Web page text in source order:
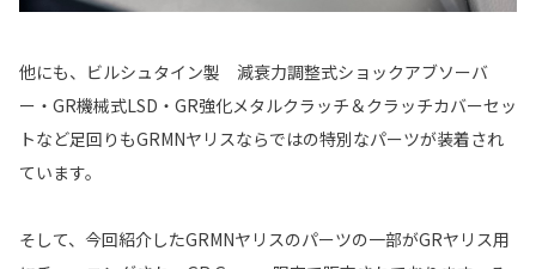
他にも、ビルシュタイン製 減衰力調整式ショックアブソーバ
ー・GR機械式LSD・GR強化メタルクラッチ＆クラッチカバーセッ
トなど足回りもGRMNヤリスならではの特別なパーツが装着され
ています。
そして、今回紹介したGRMNヤリスのパーツの一部がGRヤリス用